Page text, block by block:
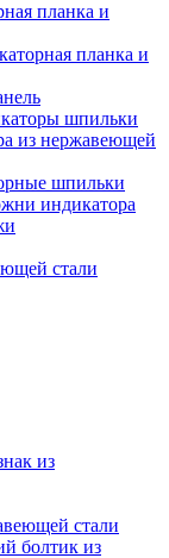
планка и
планка и
шпильки
из нержавеющей
шпильки
индикатора
стали
из
стали
болтик из